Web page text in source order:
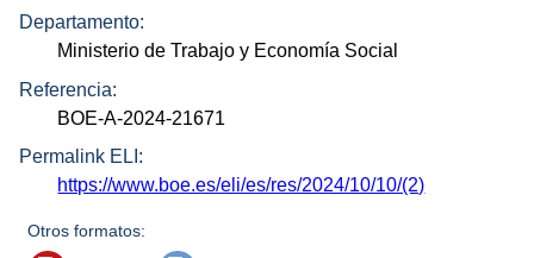
Departamento:
Ministerio de Trabajo y Economía Social
Referencia:
BOE-A-2024-21671
Permalink ELI:
https://www.boe.es/eli/es/res/2024/10/10/(2)
Otros formatos: